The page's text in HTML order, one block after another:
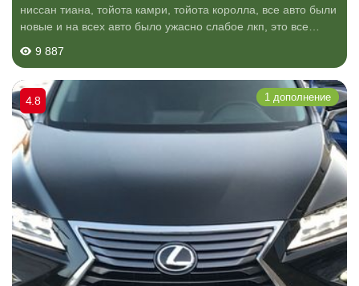
ниссан тиана, тойота камри, тойота королла, все авто были
новые и на всех авто было ужасно слабое лкп, это все
Автомобиль красив, очень...
9 887
4.8 1 дополнение